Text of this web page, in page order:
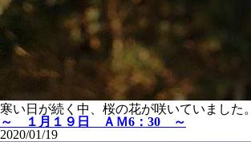
寒い日が続く中、桜の花が咲いていました。
～ １月１９日 ＡＭ6：30 ～
2020/01/19